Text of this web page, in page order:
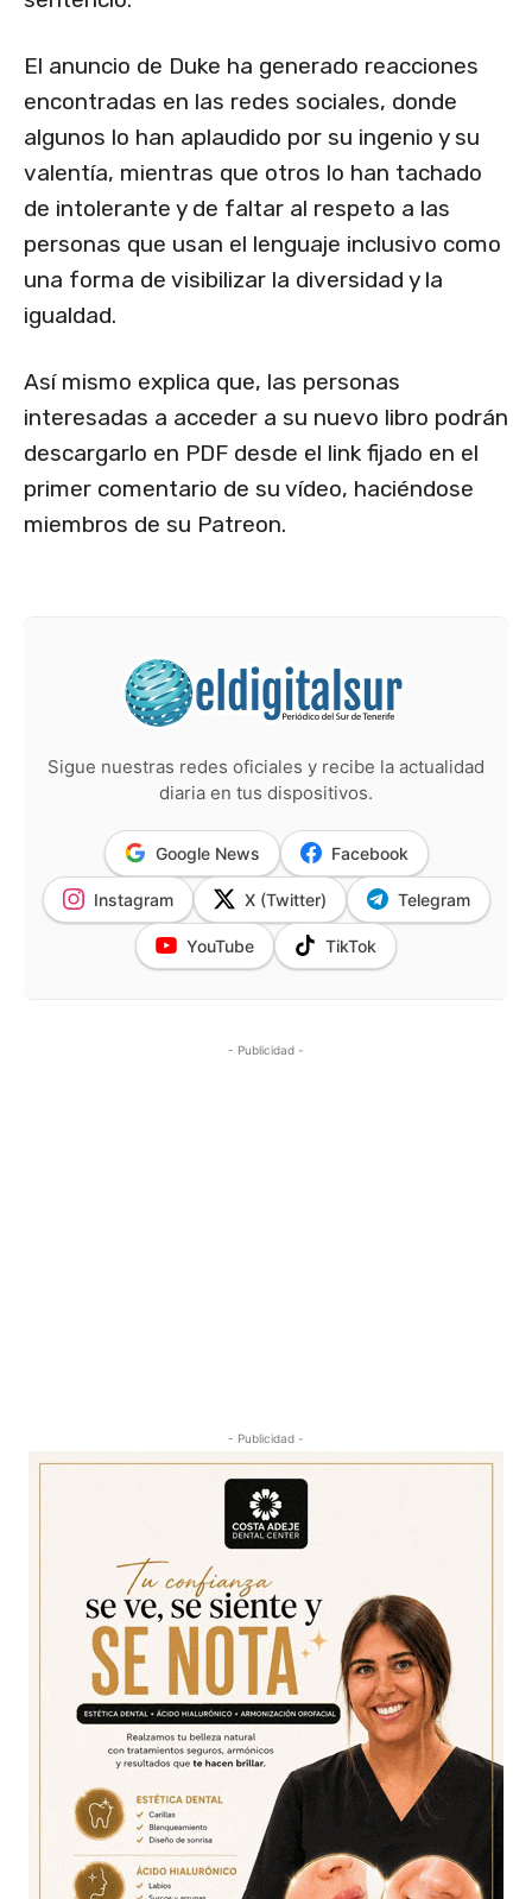
El anuncio de Duke ha generado reacciones
encontradas en las redes sociales, donde
algunos lo han aplaudido por su ingenio y su
valentía, mientras que otros lo han tachado
de intolerante y de faltar al respeto a las
personas que usan el lenguaje inclusivo como
una forma de visibilizar la diversidad y la
igualdad.
Así mismo explica que, las personas
interesadas a acceder a su nuevo libro podrán
descargarlo en PDF desde el link fijado en el
primer comentario de su vídeo, haciéndose
miembros de su Patreon.
Sigue nuestras redes oficiales y recibe la actualidad
diaria en tus dispositivos.
Google News Facebook
Instagram X (Twitter) Telegram
YouTube TikTok
- Publicidad -
- Publicidad -